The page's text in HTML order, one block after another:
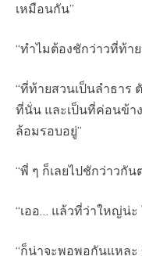
เหมือนกัน”
“ทำไมต้องชักว่าวที่ท้า
“ที่ท้ายสวนเป็นลำธาร
ที่นั่น และเป็นที่ค่อนข้า
ล้อมรอบอยู่”
“พี่ ๆ ก็เลยไปชักว่าวกั
“เออ… แล้วที่ว่าใหญ่น่
“ก็น่าจะพอพอกันแหล